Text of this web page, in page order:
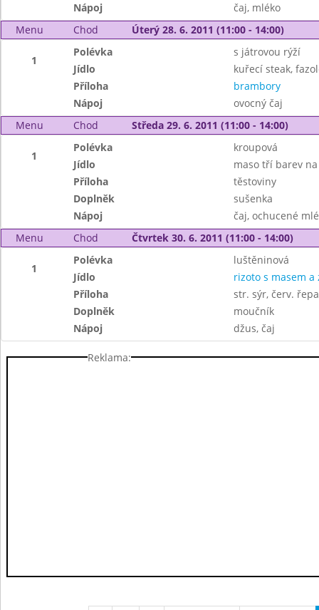
Nápoj
čaj, mléko
Menu
Chod Úterý 28. 6. 2011 (11:00 - 14:00)
1
Polévka
s játrovou rýží
Jídlo
kuřecí steak,
Příloha
brambory
Nápoj
ovocný čaj
Menu
Chod Středa 29. 6. 2011 (11:00 - 14:00)
1
Polévka
kroupová
Jídlo
maso tří barev
Příloha
těstoviny
Doplněk
sušenka
Nápoj
čaj, ochucené
Menu
Chod Čtvrtek 30. 6. 2011 (11:00 - 14:00)
1
Polévka
luštěninová
Jídlo
rizoto s masem a
Příloha
str. sýr, červ. řepa
Doplněk
moučník
Nápoj
džus, čaj
Reklama: